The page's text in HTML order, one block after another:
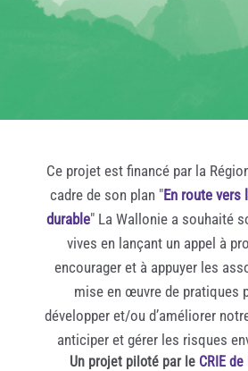
Ce projet est financé par la
cadre de son plan "En route vers
durable" La Wallonie a souhaité
vives en lançant un appel à
encourager et à appuyer les
mise en œuvre de pratiques
développer et/ou d’améliorer
anticiper et gérer les risques
Un projet piloté par le CRIE